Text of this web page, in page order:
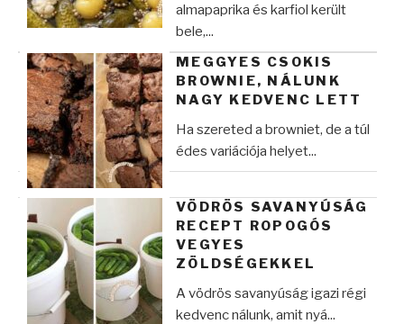
almapaprika és karfiol került
bele,...
MEGGYES CSOKIS
BROWNIE, NÁLUNK
NAGY KEDVENC LETT
Ha szereted a browniet, de a túl
édes variációja helyet...
VÖDRÖS SAVANYÚSÁG
RECEPT ROPOGÓS
VEGYES
ZÖLDSÉGEKKEL
A vödrös savanyúság igazi régi
kedvenc nálunk, amit nyá...